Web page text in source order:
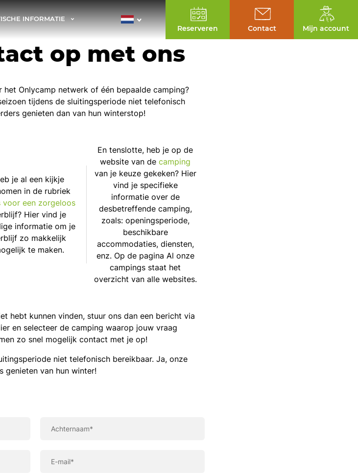
INFORMATIE
Reserveren Contact Mijn account
op met ons
Onlycamp netwerk of één bepaalde camping?
tijdens de sluitingsperiode niet telefonisch
genieten dan van hun winterstop!
je al een kijkje
in de rubriek
voor een zorgeloos
Hier vind je
informatie om je
zo makkelijk
te maken.
En tenslotte, heb je op de
website van decamping
van je keuze gekeken? Hier
vind je specifieke
informatie over de
desbetreffende camping,
zoals: openingsperiode,
beschikbare
accommodaties, diensten,
enz. Op de pagina Al onze
campings staat het
overzicht van alle websites.
hebt kunnen vinden, stuur ons dan een bericht via
en selecteer de camping waarop jouw vraag
zo snel mogelijk contact met je op!
niet telefonisch bereikbaar. Ja, onze
genieten van hun winter!
Achternaam*
E-mail*